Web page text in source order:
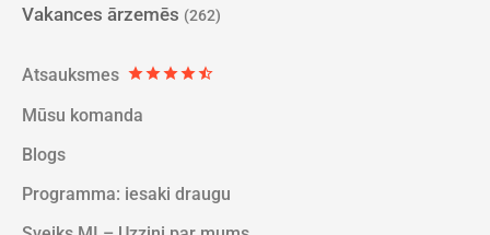
Vakances ārzemēs (262)
Atsauksmes starstarstarstarstar_half
Mūsu komanda
Blogs
Programma: iesaki draugu